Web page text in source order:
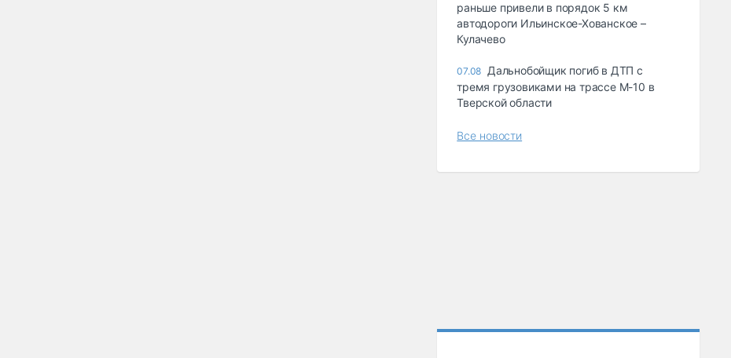
раньше привели в порядок 5 км
автодороги Ильинское-Хованское –
Кулачево
07.08 Дальнобойщик погиб в ДТП с
тремя грузовиками на трассе М-10 в
Тверской области
Все новости